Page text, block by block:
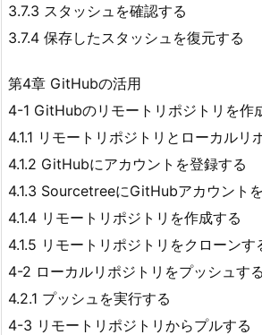
3.7.3 スタッシュを確認する
3.7.4 保存したスタッシュを復元する
第4章 GitHubの活用
4-1 GitHubのリモートリポジトリを作
4.1.1 リモートリポジトリとローカルリ
4.1.2 GitHubにアカウントを登録する
4.1.3 SourcetreeにGitHubアカウント
4.1.4 リモートリポジトリを作成する
4.1.5 リモートリポジトリをクローンす
4-2 ローカルリポジトリをプッシュする
4.2.1 プッシュを実行する
4-3 リモートリポジトリからプルする